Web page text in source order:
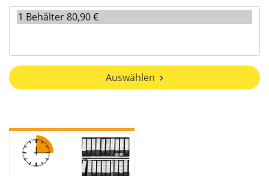
Auswählen